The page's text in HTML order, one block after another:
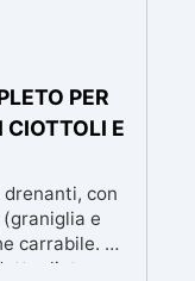
PER
CIOTTOLI E
con
e
carrabile. ✅
per